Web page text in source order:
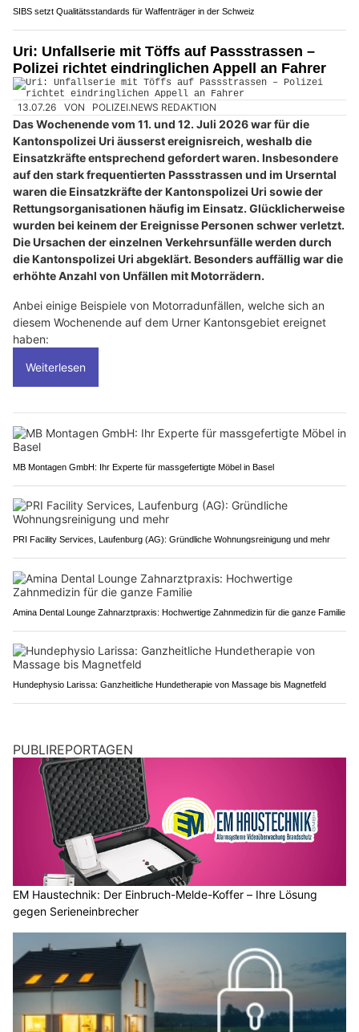
SIBS setzt Qualitätsstandards für Waffenträger in der Schweiz
Uri: Unfallserie mit Töffs auf Passstrassen –
Polizei richtet eindringlichen Appell an Fahrer
13.07.26 VON POLIZEI.NEWS REDAKTION
Das Wochenende vom 11. und 12. Juli 2026 war für die
Kantonspolizei Uri äusserst ereignisreich, weshalb die
Einsatzkräfte entsprechend gefordert waren. Insbesondere
auf den stark frequentierten Passstrassen und im Urserntal
waren die Einsatzkräfte der Kantonspolizei Uri sowie der
Rettungsorganisationen häufig im Einsatz. Glücklicherweise
wurden bei keinem der Ereignisse Personen schwer verletzt.
Die Ursachen der einzelnen Verkehrsunfälle werden durch
die Kantonspolizei Uri abgeklärt. Besonders auffällig war die
erhöhte Anzahl von Unfällen mit Motorrädern.
Anbei einige Beispiele von Motorradunfällen, welche sich an
diesem Wochenende auf dem Urner Kantonsgebiet ereignet
haben:
Weiterlesen
MB Montagen GmbH: Ihr Experte für massgefertigte Möbel in Basel
PRI Facility Services, Laufenburg (AG): Gründliche Wohnungsreinigung und mehr
Amina Dental Lounge Zahnarztpraxis: Hochwertige Zahnmedizin für die ganze Familie
Hundephysio Larissa: Ganzheitliche Hundetherapie von Massage bis Magnetfeld
PUBLIREPORTAGEN
EM Haustechnik: Der Einbruch-Melde-Koffer – Ihre Lösung
gegen Serieneinbrecher